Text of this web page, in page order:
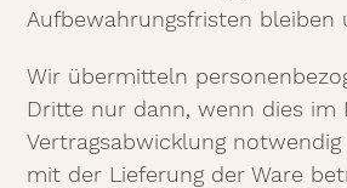
Aufbewahrungsfristen bleiben
Wir übermitteln
Dritte nur dann, wenn dies im
Vertragsabwicklung
mit der Lieferung der Ware